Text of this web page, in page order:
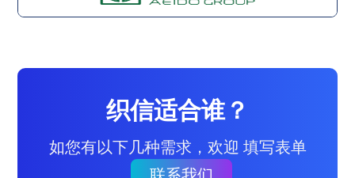
织信适合谁？
如您有以下几种需求，欢迎 填写表单